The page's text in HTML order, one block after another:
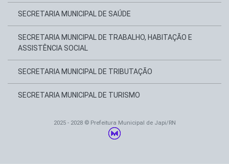
SECRETARIA MUNICIPAL DE SAÚDE
SECRETARIA MUNICIPAL DE TRABALHO, HABITAÇÃO E
ASSISTÊNCIA SOCIAL
SECRETARIA MUNICIPAL DE TRIBUTAÇÃO
SECRETARIA MUNICIPAL DE TURISMO
2025 - 2028 © Prefeitura Municipal de Japi/RN